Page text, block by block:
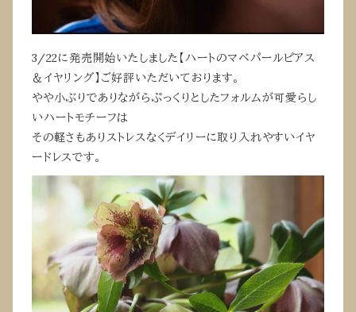
3/22に発売開始いたしました【ハートのマベパールピアス
＆イヤリング】ご好評いただいております。
やや小ぶりでありながらぷっくりとしたフォルムが可愛らし
いハートモチーフは
その軽さもありストレスなくデイリーに取り入れやすいイヤ
ードレスです。